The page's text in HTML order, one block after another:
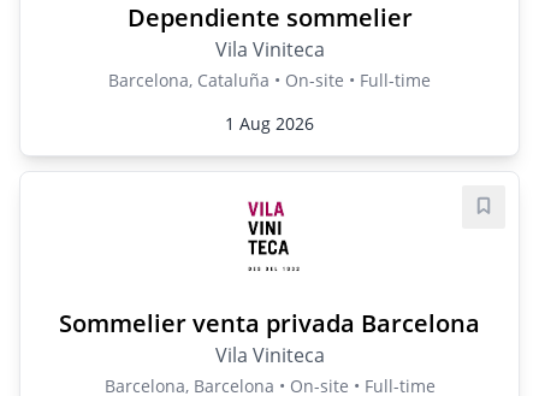
Dependiente sommelier
Vila Viniteca
Barcelona, Cataluña • On-site • Full-time
1 Aug 2026
Sommelier venta privada Barcelona
Vila Viniteca
Barcelona, Barcelona • On-site • Full-time
Save